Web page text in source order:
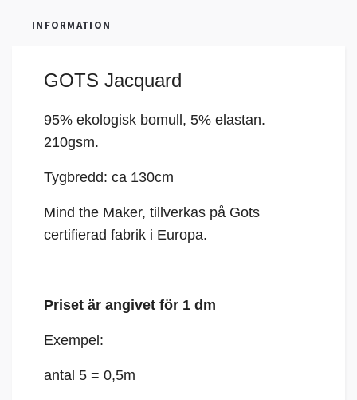
INFORMATION
GOTS Jacquard
95% ekologisk bomull, 5% elastan.
210gsm.
Tygbredd: ca 130cm
Mind the Maker, tillverkas på Gots
certifierad fabrik i Europa.
Priset är angivet för 1 dm
Exempel:
antal 5 = 0,5m